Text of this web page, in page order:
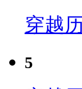
穿越
5